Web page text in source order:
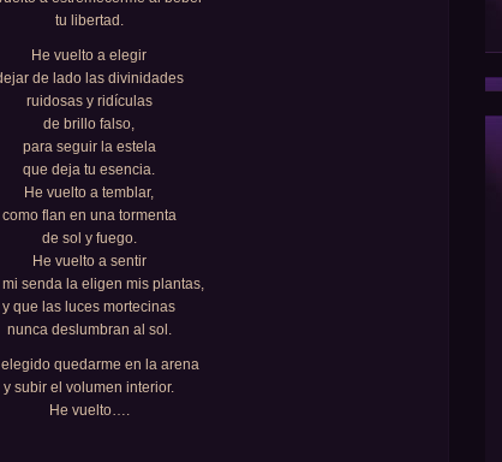
tu libertad.
He vuelto a elegir
de lado las divinidades
ruidosas y ridículas
de brillo falso,
para seguir la estela
que deja tu esencia.
He vuelto a temblar,
como flan en una tormenta
de sol y fuego.
He vuelto a sentir
senda la eligen mis plantas,
y que las luces mortecinas
nunca deslumbran al sol.
quedarme en la arena
y subir el volumen interior.
He vuelto….